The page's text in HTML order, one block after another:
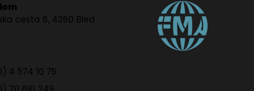
cesta 6, 4260 Bled
4 574 10 75